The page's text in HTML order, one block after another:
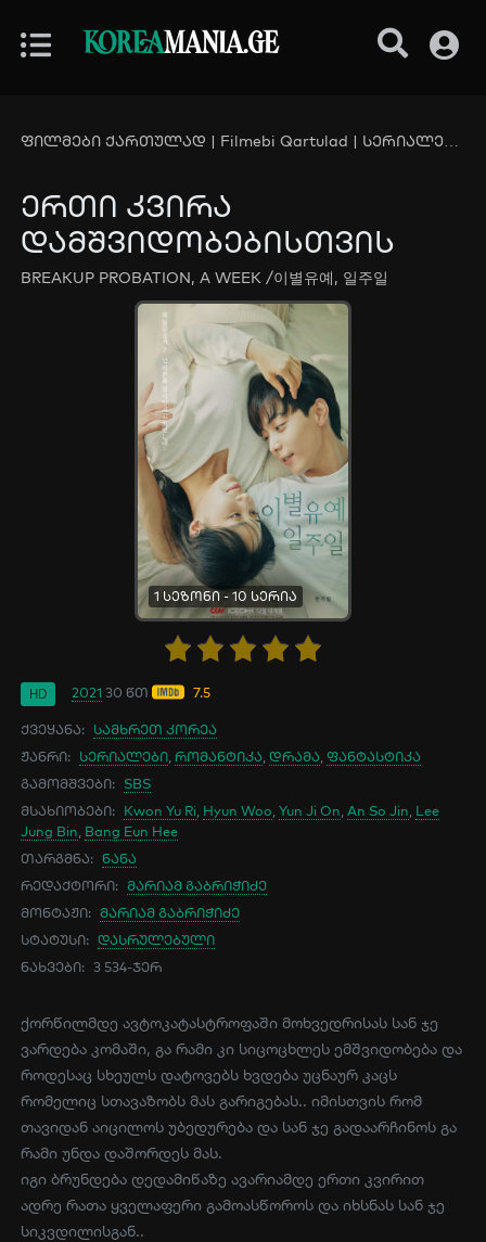
KOREAMANIA.GE
ფილმები ქართულად | Filmebi Qartulad | სერიალები ქართულად | Serialebi Qartulad - KoreaMania.Ge
ერთი კვირა
დამშვიდობებისთვის
BREAKUP PROBATION, A WEEK /이별유예, 일주일
1 სეზონი - 10 სერია
2021 30 წთ
HD 7.5
ქვეყანა: სამხრეთ კორეა
ჟანრი: სერიალები რომანტიკა ,დრამა ,ფანტასტიკა
გამომშვები: SBS
მსახიობები: Kwon Yu Ri Hyun Woo ,Yun Ji On ,An So Jin Lee
Jung Bin Bang Eun Hee
თარგმნა: ნანა
რედაქტორი: მარიამ გაბრიჭიძე
მონტაჟი: მარიამ გაბრიჭიძე
სტატუსი: დასრულებული
ნახვები: 3 534-ჯერ
ქორწილმდე ავტოკატასტროფაში მოხვედრისას სან ჯე
ვარდება კომაში, გა რამი კი სიცოცხლეს ემშვიდობება და
როდესაც სხეულს დატოვებს ხვდება უცნაურ კაცს
რომელიც სთავაზობს მას გარიგებას.. იმისთვის რომ
თავიდან აიცილოს უბედურება და სან ჯე გადაარჩინოს გა
რამი უნდა დაშორდეს მას.
იგი ბრუნდება დედამიწაზე ავარიამდე ერთი კვირით
ადრე რათა ყველაფერი გამოასწოროს და იხსნას სან ჯე
სიკვდილისგან..